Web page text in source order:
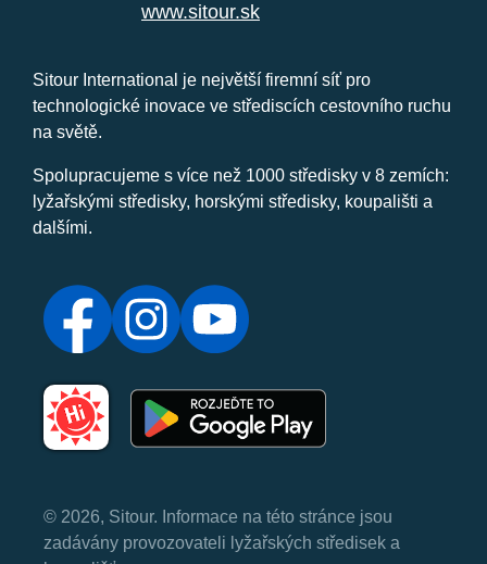
www.sitour.sk
Sitour International je největší firemní síť pro
technologické inovace ve střediscích cestovního ruchu
na světě.
Spolupracujeme s více než 1000 středisky v 8 zemích:
lyžařskými středisky, horskými středisky, koupališti a
dalšími.
© 2026, Sitour. Informace na této stránce jsou
zadávány provozovateli lyžařských středisek a